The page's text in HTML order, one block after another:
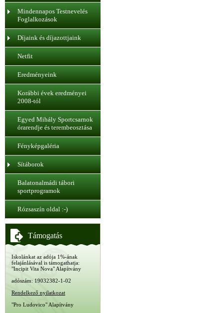
Mindennapos Testnevelés
Foglalkozások
Díjaink és díjazottjaink
Netfit
Eredményeink
Korábbi évek eredményei
2008-tól
Egyed Mihály Sportcsarnok
órarendje és terembeosztása
Fényképgaléria
Sítáborok
Balatonalmádi tábori
sportprogramok
Rózsaszín oldal :-)
Támogatás
Iskolánkat az adója 1%-ának
felajánlásával is támogathatja:
"Incipit Vita Nova" Alapítvány
adószám: 19032382-1-02
Rendelkező nyilatkozat
"Pro Ludovico" Alapítvány